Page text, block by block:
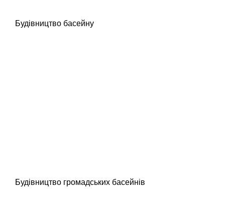
Будівництво басейну
Будівництво громадських басейнів